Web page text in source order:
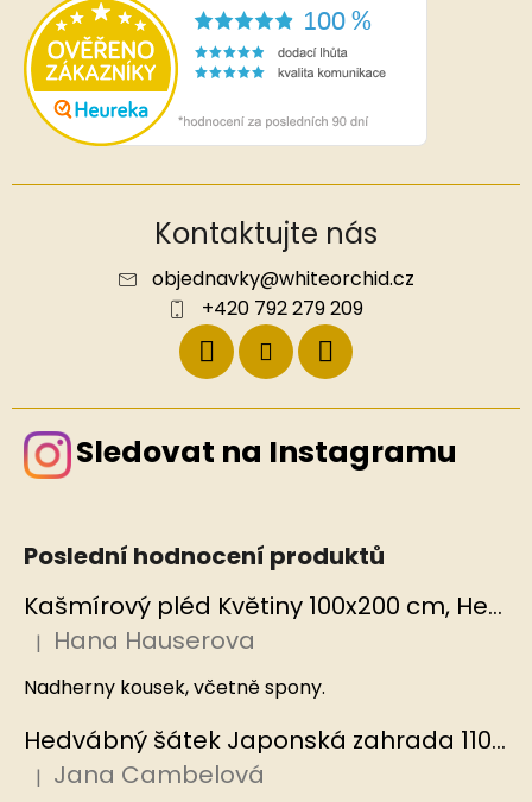
Kontaktujte nás
objednavky@whiteorchid.cz
+420 792 279 209
Sledovat na Instagramu
Poslední hodnocení produktů
Kašmírový pléd Květiny 100x200 cm, Hedvábný svět
Hodnocení produktu je 5 z 5 hvězdiček.
| Hana Hauserova
Nadherny kousek, včetně spony.
Hedvábný šátek Japonská zahrada 110x110 cm v dárkovém balení, HEDVÁBNÝ SVĚT
Hodnocení produktu je 5 z 5 hvězdiček.
| Jana Cambelová